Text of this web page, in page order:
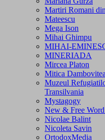
Martiri Romani
Mateescu
Mega Ison
Mihai Ghimpu
MIHAI-
MINERIADA
Mircea Platon
Mitica
Muzeul
Transilvania
Mystagogy
New & Free Word
Nicolae Balint
Nicoleta Savin
OrtodoxMedia